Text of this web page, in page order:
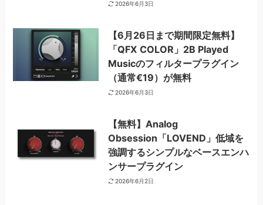
2026年6月3日
【6月26日まで期間限定無料】
「QFX COLOR」2B Played
Musicのフィルタープラグイン
（通常€19）が無料
2026年6月3日
【無料】Analog
Obsession「LOVEND」低域を
強調するシンプルなベースエンハ
ンサープラグイン
2026年6月2日